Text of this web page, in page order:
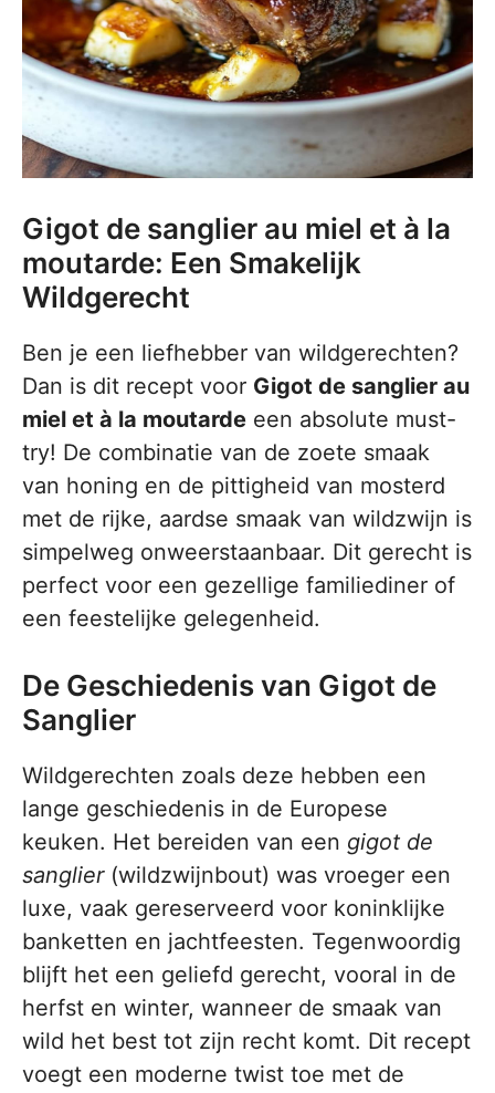
Gigot de sanglier au miel et à la
moutarde: Een Smakelijk
Wildgerecht
Ben je een liefhebber van wildgerechten?
Dan is dit recept voor Gigot de sanglier au
miel et à la moutarde een absolute must-
try! De combinatie van de zoete smaak
van honing en de pittigheid van mosterd
met de rijke, aardse smaak van wildzwijn is
simpelweg onweerstaanbaar. Dit gerecht is
perfect voor een gezellige familiediner of
een feestelijke gelegenheid.
De Geschiedenis van Gigot de
Sanglier
Wildgerechten zoals deze hebben een
lange geschiedenis in de Europese
keuken. Het bereiden van een gigot de
sanglier(wildzwijnbout) was vroeger een
luxe, vaak gereserveerd voor koninklijke
banketten en jachtfeesten. Tegenwoordig
blijft het een geliefd gerecht, vooral in de
herfst en winter, wanneer de smaak van
wild het best tot zijn recht komt. Dit recept
voegt een moderne twist toe met de